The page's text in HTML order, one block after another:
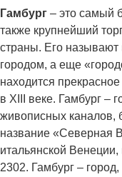
Гамбург – это самый
также крупнейший
страны. Его
городом, а еще
находится
в XIII веке. Гамбург –
живописных каналов,
название «Северная
итальянской
2302. Гамбург –